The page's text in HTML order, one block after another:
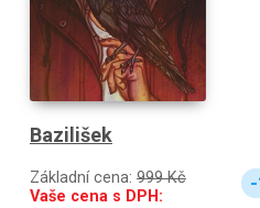
Bazilišek
Základní cena: 999 Kč
Vaše cena s DPH: